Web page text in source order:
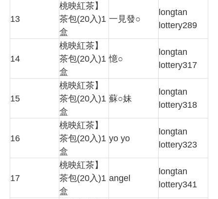
13
桃映紅茶】
茶包(20入)1
盒
一見發○
longtan
lottery289
14
桃映紅茶】
茶包(20入)1
盒
憶○
longtan
lottery317
15
桃映紅茶】
茶包(20入)1
盒
蘇○妹
longtan
lottery318
16
桃映紅茶】
茶包(20入)1
盒
yo yo
longtan
lottery323
17
桃映紅茶】
茶包(20入)1
盒
angel
longtan
lottery341